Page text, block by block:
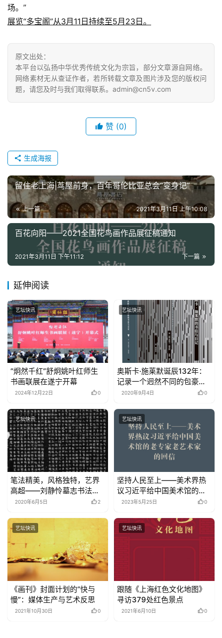
场。”
展览“多宝阁”从3月11日持续至5月23日。
原文出处：
本平台以弘扬中华优秀传统文化为宗旨，部分文章源自网络。
网络素材无从查证作者，若所转载文章及图片涉及您的版权问
题，请您及时与我们取得联系。admin@cn5v.com
赞 (0)
生成海报
留住老上海|茑屋前身，百年哥伦比亚总会“变身记”
上一篇 2021年3月11日 上午10:08
百花向阳——2021全国花鸟画作品展征稿通知
下一篇
2021年3月11日 下午11:12
延伸阅读
艺坛快讯
“炯然千红”舒炯姚叶红师生
书画联展在遂宁开幕
2024年12月22日 0
艺坛快讯
奥斯卡·施莱默诞辰132年：
记录一个迥然不同的包豪斯
学院
2020年9月4日 0
艺坛快讯
笔法精美，风格独特，艺界
高超——刘静怜墓志书法艺
术评析
2020年6月5日 2
艺坛快讯
坚持人民至上——美术界热
议习近平给中国美术馆的老
专家老艺术家的回信
2023年5月25日 0
艺坛快讯
《画刊》封面计划的“快与
慢”：媒体生产与艺术反思
2021年10月30日 0
艺坛快讯
跟随《上海红色文化地图》
寻访379处红色景点
2021年6月10日 0